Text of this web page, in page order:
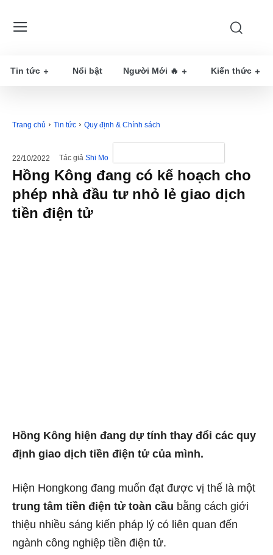
Tin tức Nổi bật Người Mới 🔥 Kiến thức
Trang chủ Tin tức Quy định & Chính sách
22/10/2022 Tác giả Shi Mo
Hồng Kông đang có kế hoạch cho
phép nhà đầu tư nhỏ lẻ giao dịch
tiền điện tử
Hồng Kông hiện đang dự tính thay đổi các quy
định giao dịch tiền điện tử của mình.
Hiện Hongkong đang muốn đạt được vị thế là một
trung tâm tiền điện tử toàn cầu bằng cách giới
thiệu nhiều sáng kiến ​​pháp lý có liên quan đến
ngành công nghiệp tiền điện tử.